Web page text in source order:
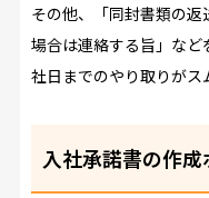
その他、「同封書類の
場合は連絡する旨」など
社日までのやり取りがス
入社承諾書の作成